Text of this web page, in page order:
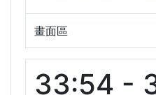
畫面區
33:54 -